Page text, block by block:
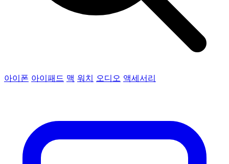
아이폰 아이패드 맥 워치 오디오 액세서리